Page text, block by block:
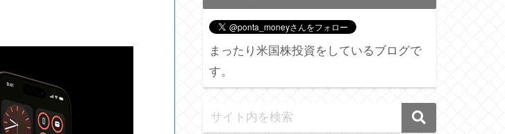
まったり米国株投資をしているブログで
す。